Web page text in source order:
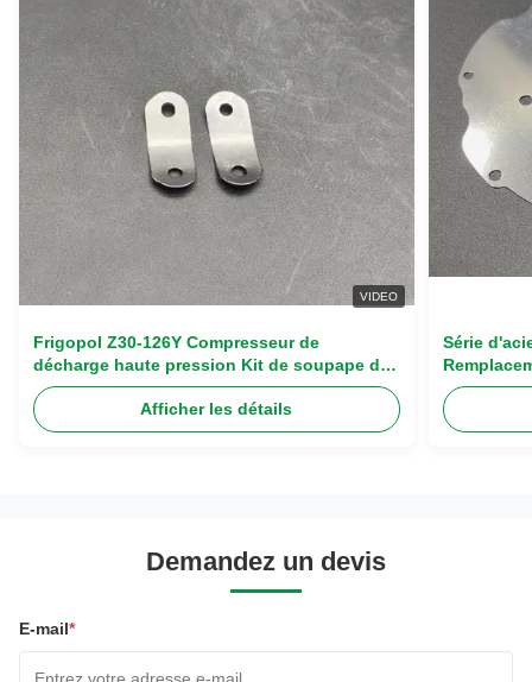
VIDEO
Frigopol Z30-126Y Compresseur de
décharge haute pression Kit de soupape de
roseau avec kit de révision complète en
acier inoxydable haut de gamme
Afficher les détails
Série
Demandez un devis
E-mail*